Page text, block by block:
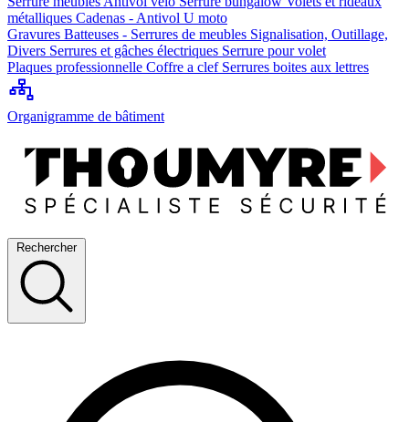
métalliques Cadenas - Antivol U moto
Gravures Batteuses - Serrures de meubles Signalisation, Outillage,
Divers Serrures et gâches électriques Serrure pour volet
Plaques professionnelle Coffre a clef Serrures boites aux lettres
Organigramme de bâtiment
Rechercher